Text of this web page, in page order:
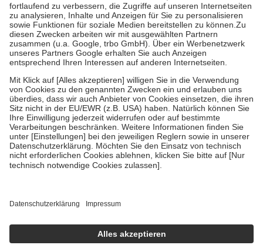
Prozent des Abgabepreises,mindestens jedochfünf Euround
höchstens zehn Euro.Es sind jedoch nie mehr als die tatsächlichen
Kosten der Leistung zu entrichten.
Diese Regeln gelten grundsätzlich auch für Online-Apotheken.
Bei Heilmitteln und häuslicher Krankenpflege beträgt die
Zuzahlung zehn Prozent der Kosten sowie zehn Euro je
Verordnung.
Um das Engagement der Versicherten für ihre eigene Gesundheit zu
stärken und die besondere Stellung der Familie zu unterstützen,
fallenkeine Zuzahlungenan bei:
• Kindern und Jugendlichen bis zum vollendeten 18. Lebensjahr
mit Ausnahme der Fahrkosten
• Untersuchungen zur Vorsorge und Früherkennung, die von der
GKV getragen werden
Einholung von Bewertungen. Trusted Shops hat Maßnahmen
getroffen, um sicherzustellen, dass es sich um echte Bewertungen